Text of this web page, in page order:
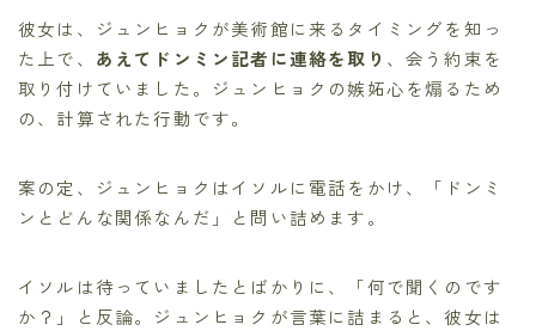
彼女は、ジュンヒョクが美術館に来るタイミングを知っ
た上で、 あえてドンミン記者に連絡を取り 、会う約束を
取り付けていました。ジュンヒョクの嫉妬心を煽るため
の、計算された行動です。
案の定、ジュンヒョクはイソルに電話をかけ、「ドンミ
ンとどんな関係なんだ」と問い詰めます。
イソルは待っていましたとばかりに、「何で聞くのです
か？」と反論。ジュンヒョクが言葉に詰まると、彼女は